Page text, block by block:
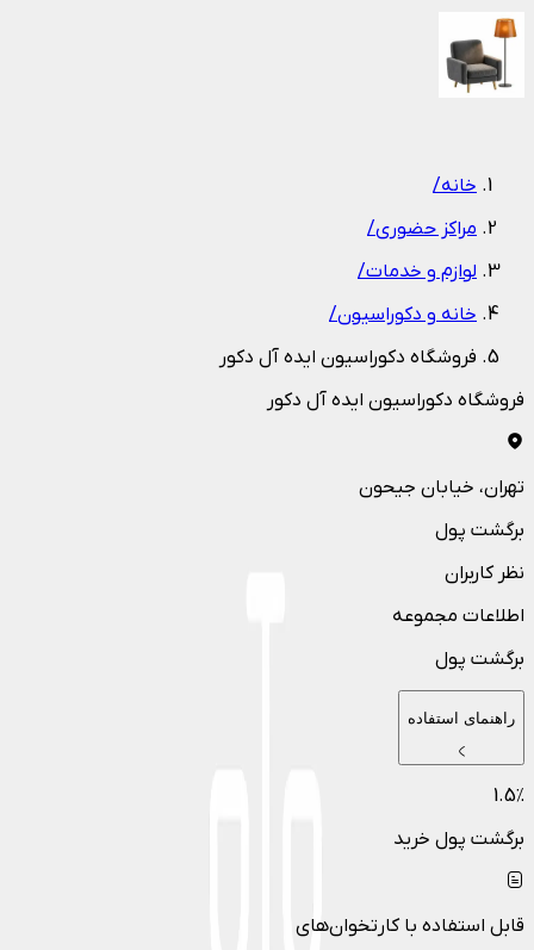
1
خانه/
مراکز حضوری/
لوازم و خدمات/
خانه و دکوراسیون/
فروشگاه دکوراسیون ایده آل دکور
فروشگاه دکوراسیون ایده آل دکور
تهران، خیابان جیحون
برگشت پول
نظر کاربران
اطلاعات مجموعه
برگشت پول
راهنمای استفاده
1.5٪
برگشت پول خرید
قابل استفاده با کارتخوان‌های